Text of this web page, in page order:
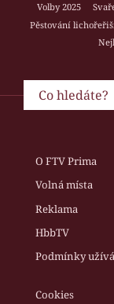
Volby 2025
Pěstování
O FTV Prima
Volná místa
Reklama
HbbTV
Podmínky
Cookies